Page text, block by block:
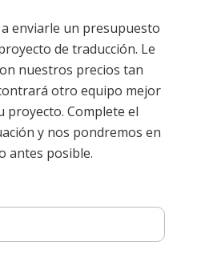
enviarle un presupuesto
de traducción. Le
nuestros precios tan
otro equipo mejor
proyecto. Complete el
y nos pondremos en
antes posible.